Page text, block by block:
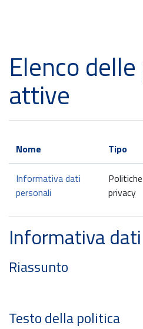
Elenco
attive
Nome Tipo
Informativa dati
personali
privacy
Informativa
Riassunto
Testo della politica